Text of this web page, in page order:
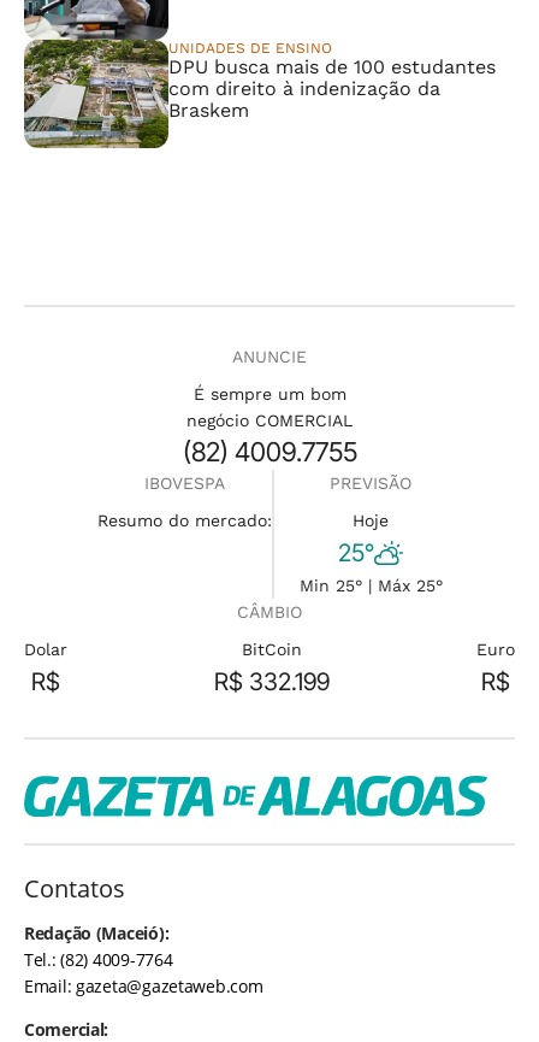
UNIDADES DE ENSINO
DPU busca mais de 100 estudantes
com direito à indenização da
Braskem
ANUNCIE
É sempre um bom
negócio COMERCIAL
(82) 4009.7755
IBOVESPA
Resumo do mercado:
PREVISÃO
Hoje
25°
Min 25° | Máx 25°
CÂMBIO
Dolar
R$
BitCoin
R$ 332.199
Euro
R$
Contatos
Redação (Maceió):
Tel.: (82) 4009-7764
Email:gazeta@gazetaweb.com
Comercial: